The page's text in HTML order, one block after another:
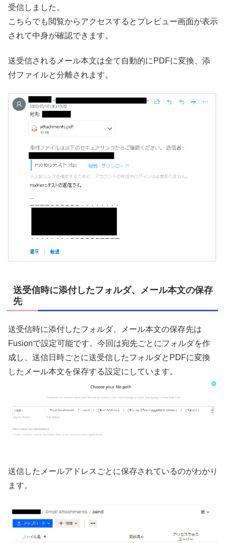
受信しました。
こちらでも閲覧からアクセスするとプレビュー画面が表示
されて中身が確認できます。
送受信されるメール本文は全て自動的にPDFに変換、添
付ファイルと分離されます。
送受信時に添付したフォルダ、メール本文の保存
先
送受信時に添付したフォルダ、メール本文の保存先は
Fusionで設定可能です。今回は宛先ごとにフォルダを作
成し、送信日時ごとに送受信したフォルダとPDFに変換
したメール本文を保存する設定にしています。
送信したメールアドレスごとに保存されているのがわかり
ます。